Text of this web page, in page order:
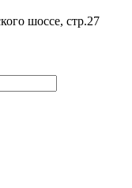
шоссе, стр.27